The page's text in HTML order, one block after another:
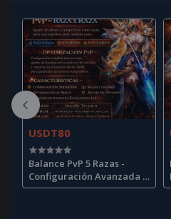
USDT80
Balance PvP 5 Razas -
Configuración Avanzada /
Advanced PvP Balance